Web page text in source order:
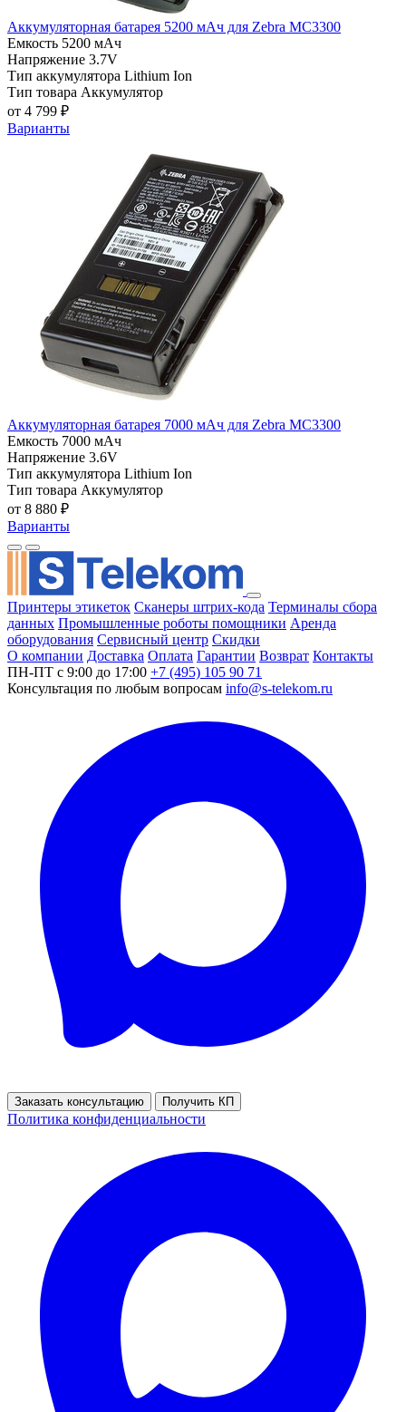
Аккумуляторная батарея 5200 мАч для Zebra MC3300
Емкость 5200 мАч
Напряжение 3.7V
Тип аккумулятора Lithium Ion
Тип товара Аккумулятор
от 4 799 ₽
Варианты
Аккумуляторная батарея 7000 мАч для Zebra MC3300
Емкость 7000 мАч
Напряжение 3.6V
Тип аккумулятора Lithium Ion
Тип товара Аккумулятор
от 8 880 ₽
Варианты
Принтеры этикеток Сканеры штрих-кода Терминалы сбора
данных Промышленные роботы помощники Аренда
оборудования Сервисный центр Скидки
О компании Доставка Оплата Гарантии Возврат Контакты
ПН-ПТ с 9:00 до 17:00 +7 (495) 105 90 71
Консультация по любым вопросам info@s-telekom.ru
Заказать консультацию Получить КП
Политика конфиденциальности